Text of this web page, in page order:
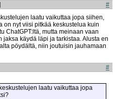
#
laatu vaikuttaa jopa siihen,
on nyt viisi pitkää keskustelua kuin
ChatGPT:ltä, mutta meinaan vaan
käydä läpi ja tarkistaa. Alusta en
pöydältä, niin joutuisin jauhamaan
#
laatu vaikuttaa jopa